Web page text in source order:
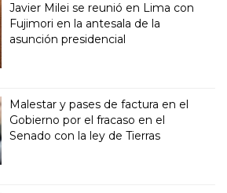
Javier Milei se reunió en Lima con
Fujimori en la antesala de la
asunción presidencial
Malestar y pases de factura en el
Gobierno por el fracaso en el
Senado con la ley de Tierras